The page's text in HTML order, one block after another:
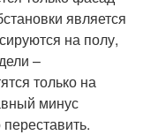
является
на полу,
–
только на
минус